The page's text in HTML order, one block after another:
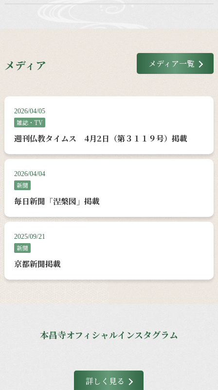
メディア メディア一覧
2026/04/05
雑誌・TV
週刊仏教タイムス 4月2日（第３１１９号）掲載
2026/04/04
新聞
毎日新聞「涅槃図」掲載
2025/09/21
新聞
京都新聞掲載
本昌寺オフィシャルインスタグラム
詳しく見る